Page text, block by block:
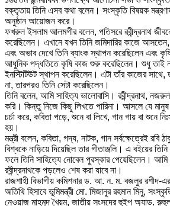
বক্তৃতায় তিনি এসব কথা বলেন। সংস্কৃতি বিষয়ক
অনুষ্ঠান আয়োজন করে।
ফখরুল ইসলাম আলমগীর বলেন, পতিসরে রবীন্দ্রনাথ
করেছিলেন। এখানে যখন তিনি জমিদারির কাজে
এবং অভাব দেখে তিনি ব্যাংক স্থাপন করেছিলেন এবং
আধুনিক পদ্ধতিতে কৃষি কাজ শুরু করেছিলেন। শুধু তাই
ইনস্টিটিউট স্থাপন করেছিলেন। এটা তাঁর কাজের সাথে,
না, তারপরও তিনি সেটা করেছিলেন।
তিনি বলেন, আমি সাহিত্য ভালোবাসি। রবীন্দ্রনাথ,
করি। কিন্তু নিজে কিছু লিখতে পারিনা। আসলে যে মানুষ
চর্চা করে, কবিতা পড়ে, শুনে বা লিখে, গান গায় বা শুনে
হয়।
মন্ত্রী বলেন, কবিতা, গদ্য, নাটক, গান সর্বক্ষেত্রেই রবি
বিশ্বকে নাড়িয়ে দিয়েছিল তার গীতাঞ্জলি। এ বইয়ের
ফলে তিনি সাহিত্যে নোবেল পুরস্কার পেয়েছিলেন। আমি
রবীন্দ্রনাথকে পড়লেও শেষ করা যাবে না।
রাজশাহী বিভাগীয় কমিশনার ড. আ. ন. ম. বজলুর রশীদ-
অতিথি হিসাবে ভূমিমন্ত্রী মো. মিজানুর রহমান মিনু,
নেওয়াজ মাহমুদ খৈয়ম, জাতীয় সংসদের হুইপ অ্যাড.